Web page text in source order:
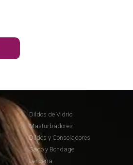
Dildos de Vidrio
Masturbadores
Dildos y Consoladores
Sado y Bondage
Lenceria